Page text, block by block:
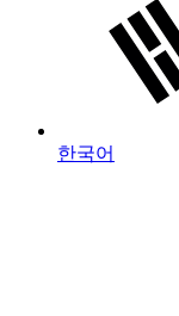
한국어